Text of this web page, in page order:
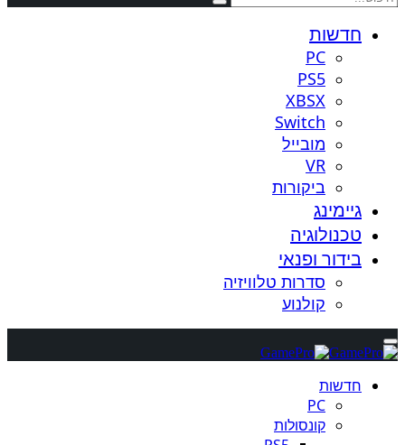
חדשות
PC
PS5
XBSX
Switch
מובייל
VR
ביקורות
גיימינג
טכנולוגיה
בידור ופנאי
סדרות טלוויזיה
קולנוע
חדשות
PC
קונסולות